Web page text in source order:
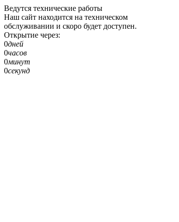
Ведутся технические работы
Наш сайт находится на техническом
обслуживании и скоро будет доступен.
Открытие через:
0дней
0часов
0минут
0секунд